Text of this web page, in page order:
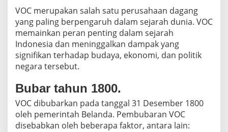
VOC merupakan salah satu perusahaan dagang
yang paling berpengaruh dalam sejarah dunia. VOC
memainkan peran penting dalam sejarah
Indonesia dan meninggalkan dampak yang
signifikan terhadap budaya, ekonomi, dan politik
negara tersebut.
Bubar tahun 1800.
VOC dibubarkan pada tanggal 31 Desember 1800
oleh pemerintah Belanda. Pembubaran VOC
disebabkan oleh beberapa faktor, antara lain: